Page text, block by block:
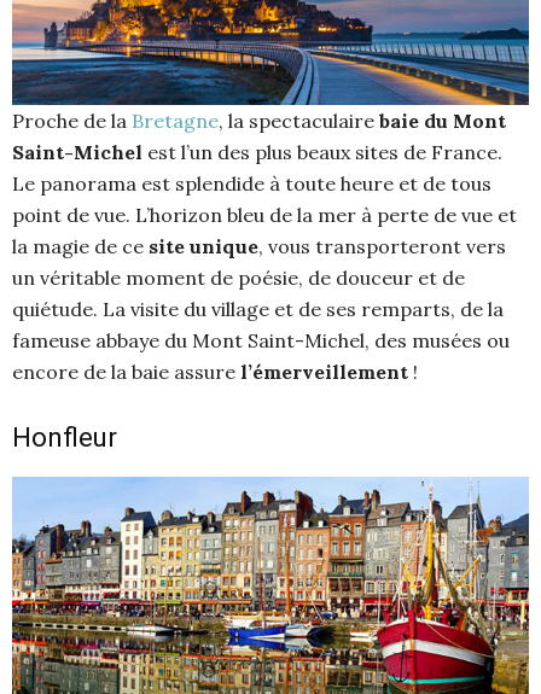
Proche de la Bretagne, la spectaculaire baie du Mont
Saint-Michel est l’un des plus beaux sites de France.
Le panorama est splendide à toute heure et de tous
point de vue. L’horizon bleu de la mer à perte de vue et
la magie de ce site unique, vous transporteront vers
un véritable moment de poésie, de douceur et de
quiétude. La visite du village et de ses remparts, de la
fameuse abbaye du Mont Saint-Michel, des musées ou
encore de la baie assure l’émerveillement !
Honfleur